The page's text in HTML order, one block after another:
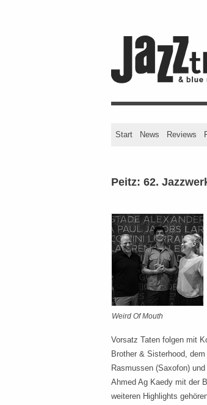
Start News Reviews
Peitz: 62.
Weird Of Mouth
Vorsatz Taten folgen mit
Brother & Sisterhood,
Rasmussen (Saxofon)
Ahmed Ag Kaedy mit der
weiteren Highlights